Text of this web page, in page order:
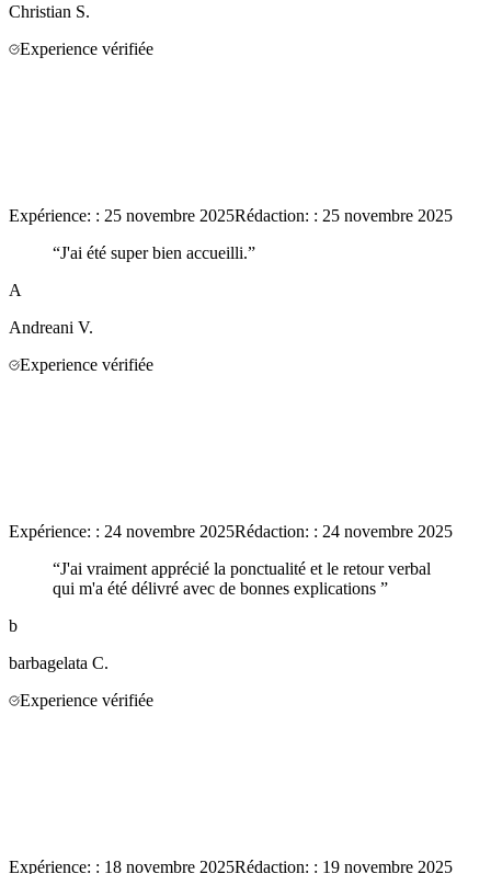
Christian S.
Experience vérifiée
Expérience: : 25 novembre 2025Rédaction: : 25 novembre 2025
“J'ai été super bien accueilli.”
A
Andreani V.
Experience vérifiée
Expérience: : 24 novembre 2025Rédaction: : 24 novembre 2025
“J'ai vraiment apprécié la ponctualité et le retour verbal
qui m'a été délivré avec de bonnes explications ”
b
barbagelata C.
Experience vérifiée
Expérience: : 18 novembre 2025Rédaction: : 19 novembre 2025